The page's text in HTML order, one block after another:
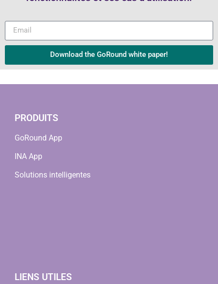
Download the GoRound white paper!
PRODUITS
GoRound App
INA App
Solutions intelligentes
LIENS UTILES